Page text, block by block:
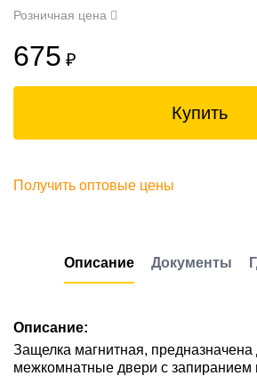
Розничная цена
675 ₽
Купить
Получить оптовые цены
Описание Документы
Описание:
Защелка магнитная, предназначена
межкомнатные двери с запиранием